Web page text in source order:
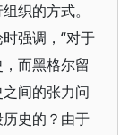
织的方式。
强调，“对于
而黑格尔留
间的张力问
史的？由于